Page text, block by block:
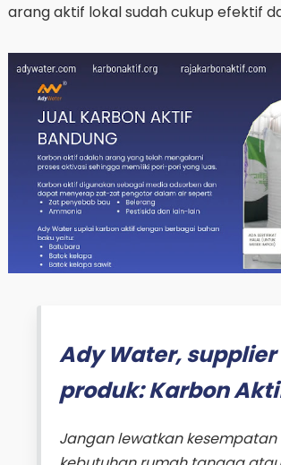
arang aktif lokal sudah cukup efektif
Ady Water, supplier
produk: Karbon
Jangan lewatkan kesempatan